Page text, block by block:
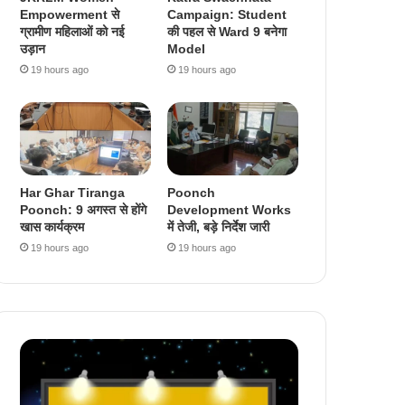
Empowerment से
ग्रामीण महिलाओं को नई
उड़ान
19 hours ago
Campaign: Student
की पहल से Ward 9 बनेगा
Model
19 hours ago
Har Ghar Tiranga
Poonch: 9 अगस्त से होंगे
खास कार्यक्रम
19 hours ago
Poonch
Development Works
में तेजी, बड़े निर्देश जारी
19 hours ago